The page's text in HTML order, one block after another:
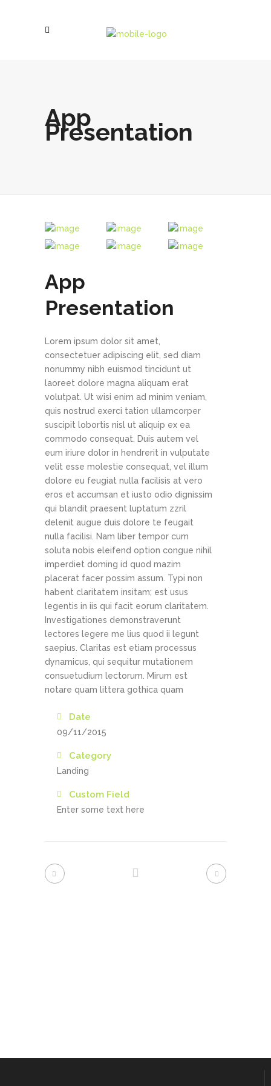
App
Presentation
App
Presentation
Lorem ipsum dolor sit amet,
consectetuer adipiscing elit, sed diam
nonummy nibh euismod tincidunt ut
laoreet dolore magna aliquam erat
volutpat. Ut wisi enim ad minim veniam,
quis nostrud exerci tation ullamcorper
suscipit lobortis nisl ut aliquip ex ea
commodo consequat. Duis autem vel
eum iriure dolor in hendrerit in vulputate
velit esse molestie consequat, vel illum
dolore eu feugiat nulla facilisis at vero
eros et accumsan et iusto odio dignissim
qui blandit praesent luptatum zzril
delenit augue duis dolore te feugait
nulla facilisi. Nam liber tempor cum
soluta nobis eleifend option congue nihil
imperdiet doming id quod mazim
placerat facer possim assum. Typi non
habent claritatem insitam; est usus
legentis in iis qui facit eorum claritatem.
Investigationes demonstraverunt
lectores legere me lius quod ii legunt
saepius. Claritas est etiam processus
dynamicus, qui sequitur mutationem
consuetudium lectorum. Mirum est
notare quam littera gothica quam
Date
09/11/2015
Category
Landing
Custom Field
Enter some text here